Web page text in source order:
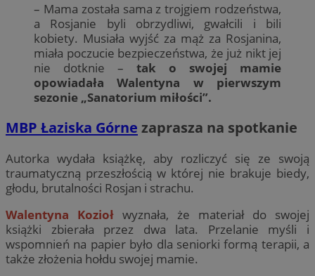
– Mama została sama z trojgiem rodzeństwa,
a Rosjanie byli obrzydliwi, gwałcili i bili
kobiety. Musiała wyjść za mąż za Rosjanina,
miała poczucie bezpieczeństwa, że już nikt jej
nie dotknie – tak o swojej mamie
opowiadała Walentyna w pierwszym
sezonie „Sanatorium miłości”.
MBP Łaziska Górne zaprasza na spotkanie
Autorka wydała książkę, aby rozliczyć się ze swoją
traumatyczną przeszłością w której nie brakuje biedy,
głodu, brutalności Rosjan i strachu.
Walentyna Kozioł wyznała, że materiał do swojej
książki zbierała przez dwa lata. Przelanie myśli i
wspomnień na papier było dla seniorki formą terapii, a
także złożenia hołdu swojej mamie.